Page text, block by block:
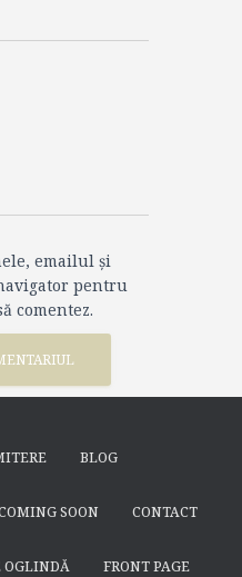
emailul și
pentru
comentez.
BLOG
SOON CONTACT
OGLINDĂ FRONT PAGE